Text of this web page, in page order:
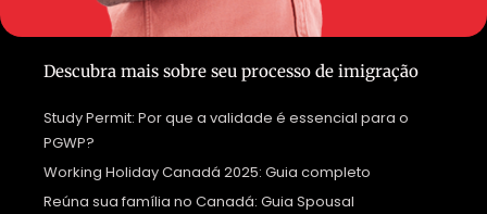
Descubra mais sobre seu processo de imigração
Study Permit: Por que a validade é essencial para o
PGWP?
Working Holiday Canadá 2025: Guia completo
Reúna sua família no Canadá: Guia Spousal